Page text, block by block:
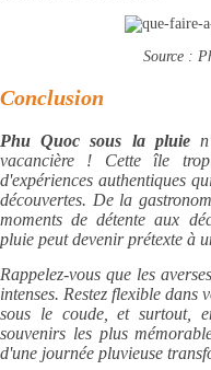
Source :
Conclusion
Phu Quoc sous la pluie
vacancière ! Cette île
d'expériences authentiques
découvertes. De la
moments de détente aux
pluie peut devenir prétexte à
Rappelez-vous que les
intenses. Restez flexible
sous le coude, et surtout,
souvenirs les plus
d'une journée pluvieuse